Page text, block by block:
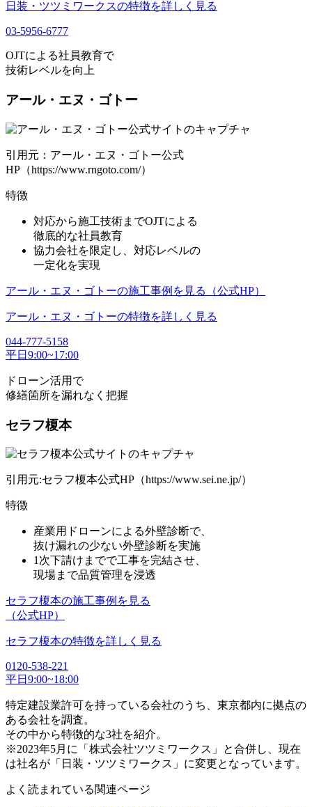
日装・ツツミワークスの特徴を詳しく見る
03-5956-6777
OJTによる社員教育で
技術レベルを向上
アール・エヌ・ゴトー
引用元：アール・エヌ・ゴトー公式
HP（https://www.rngoto.com/）
特徴
対応から施工技術までOJTによる
徹底的な社員教育
協力会社を限定し、対応レベルの
一定化を実現
アール・エヌ・ゴトーの施工事例を見る（公式HP）
アール・エヌ・ゴトーの特徴を詳しく見る
044-777-5158
平日9:00~17:00
ドローン活用で
修繕箇所を漏れなく把握
セラフ榎本
引用元:セラフ榎本公式HP（https://www.sei.ne.jp/）
特徴
産業用ドローンによる外壁診断で、
抜け漏れの少ない外壁診断を実施
1次下請けまでで工事を完結させ、
現場まで品質管理を浸透
セラフ榎本の施工事例を見る
（公式HP）
セラフ榎本の特徴を詳しく見る
0120-538-221
平日9:00~18:00
特定建設業許可を持っている会社のうち、東京都内に拠点の
ある会社を調査。
その中から特徴的な3社を紹介。
※2023年5月に「株式会社ツツミワークス」と合併し、現在
は社名が「日装・ツツミワークス」に変更となっています。
よく読まれている関連ページ